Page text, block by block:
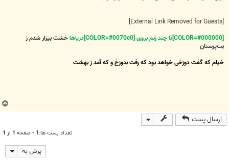
[External Link Removed for Guests]
[COLOR=#000000]تا چند زنم بروی [COLOR=#0070c0]دریاها
خشت بیزار شدم ز
بت‌پرستان
خیام که گفت دوزخی خواهد بود که رفت بدوزخ و که آمد ز بهشت
ارسال پست
تعداد پست ها:1 • صفحه 1 از 1
پرش به